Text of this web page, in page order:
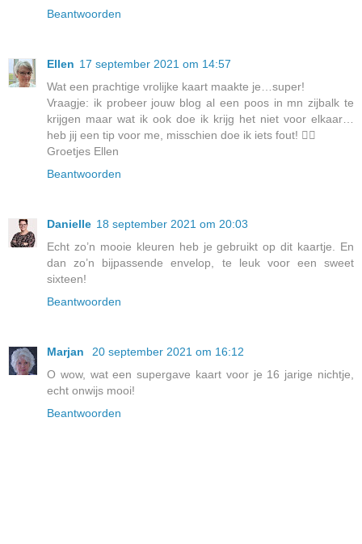
Beantwoorden
Ellen 17 september 2021 om 14:57
Wat een prachtige vrolijke kaart maakte je…super!
Vraagje: ik probeer jouw blog al een poos in mn zijbalk te
krijgen maar wat ik ook doe ik krijg het niet voor elkaar…
heb jij een tip voor me, misschien doe ik iets fout! 🤷‍♀️
Groetjes Ellen
Beantwoorden
Danielle 18 september 2021 om 20:03
Echt zo’n mooie kleuren heb je gebruikt op dit kaartje. En
dan zo’n bijpassende envelop, te leuk voor een sweet
sixteen!
Beantwoorden
Marjan
20 september 2021 om 16:12
O wow, wat een supergave kaart voor je 16 jarige nichtje,
echt onwijs mooi!
Beantwoorden